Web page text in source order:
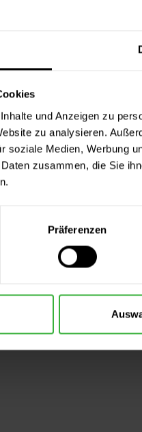
und Anzeigen zu
zu analysieren.
soziale Medien, Werbung
zusammen, die Sie
Präferenzen
auch
Heizkörperpinsel